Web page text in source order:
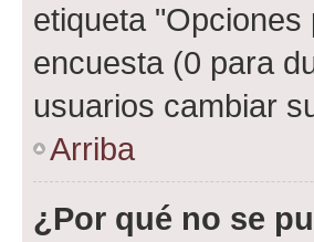
etiqueta
encuesta (0 para
usuarios cambiar
Arriba
¿Por qué no se